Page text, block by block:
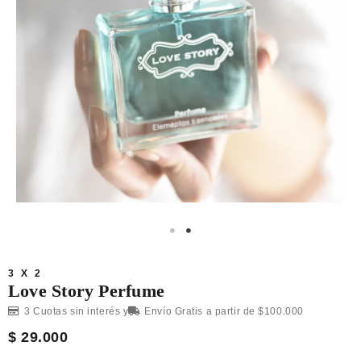
3 X 2
Love Story Perfume
3 Cuotas sin interés y Envío Gratis a partir de $100.000
$ 29.000